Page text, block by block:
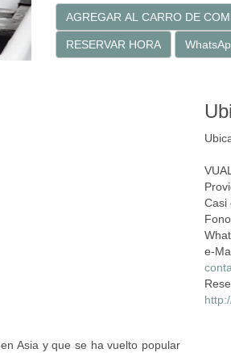
AGREGAR AL CARRO DE
RESERVAR HORA
Asia y que se ha vuelto popular
Casi
e-